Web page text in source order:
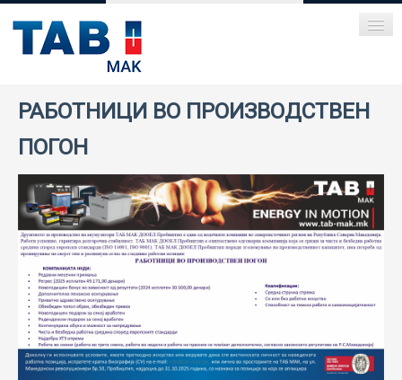
ПОЧЕТНА
ИНДУСТРИСКИ БАТЕРИИ
ECOMOTION
ЗА НАС
РАБОТНИЦИ ВО ПРОИЗВОДСТВЕН
ПОГОН